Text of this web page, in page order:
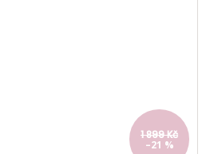
1 899 Kč
–21 %